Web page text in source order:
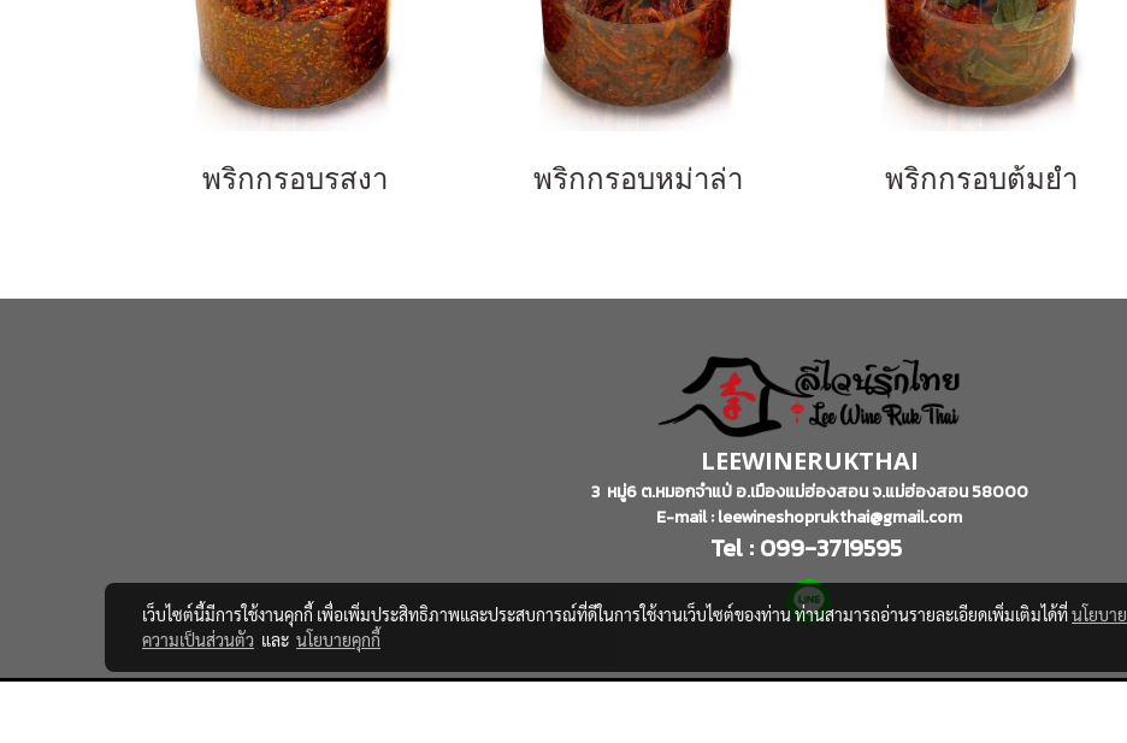
พริกกรอบรสงา พริกกรอบหม่าล่า พริกกรอบต้มยำ
LEEWINERUKTHAI
3 หมู่6 ต.หมอกจำแป่ อ.เมืองแม่ฮ่องสอน จ.แม่ฮ่องสอน 58000
E-mail : leewineshoprukthai@gmail.com
Tel : 099-3719595
เว็บไซต์นี้มีการใช้งานคุกกี้ เพื่อเพิ่มประสิทธิภาพและประสบการณ์ที่ดีในการใช้งานเว็บไซต์ของท่าน ท่านสามารถอ่านรายละเอียดเพิ่มเติมได้ที่นโยบาย
ความเป็นส่วนตัว และ นโยบายคุกกี้